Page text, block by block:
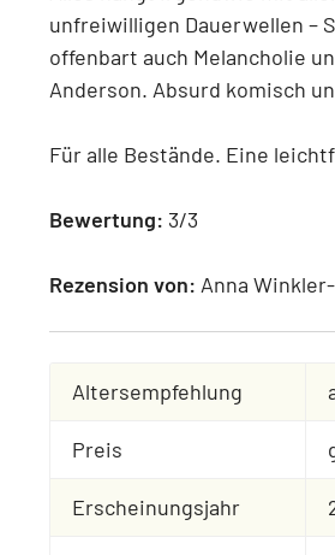
unfreiwilligen Dauerwellen –
offenbart auch Melancholie
Anderson. Absurd komisch
Für alle Bestände. Eine
Bewertung: 3/3
Rezension von: Anna
Altersempfehlung
Preis
Erscheinungsjahr